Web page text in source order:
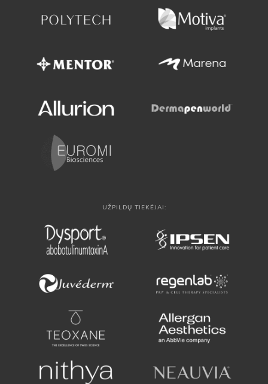
UŽPILDŲ TIEKĖJAI: